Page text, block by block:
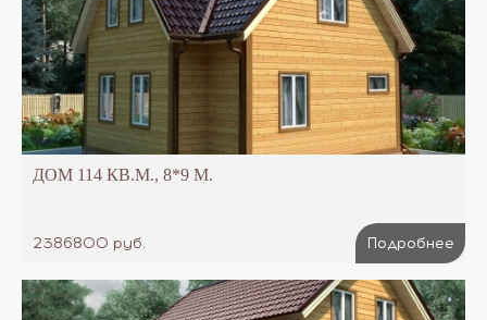
ДОМ 114 КВ.М., 8*9 М.
2386800 руб. Подробнее